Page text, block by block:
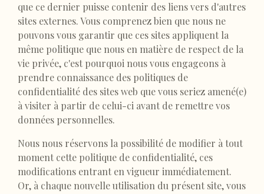
que ce dernier puisse contenir des liens vers d'autres
sites externes. Vous comprenez bien que nous ne
pouvons vous garantir que ces sites appliquent la
même politique que nous en matière de respect de la
vie privée, c'est pourquoi nous vous engageons à
prendre connaissance des politiques de
confidentialité des sites web que vous seriez amené(e)
à visiter à partir de celui-ci avant de remettre vos
données personnelles.
Nous nous réservons la possibilité de modifier à tout
moment cette politique de confidentialité, ces
modifications entrant en vigueur immédiatement.
Or, à chaque nouvelle utilisation du présent site, vous